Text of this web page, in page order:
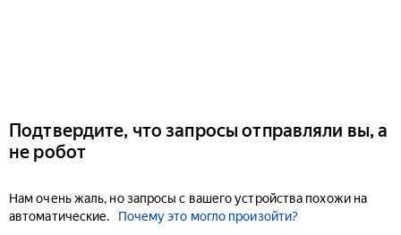
Подтвердите, что запросы отправляли вы, а
не робот
Нам очень жаль, но запросы с вашего устройства похожи на
автоматические.
Почему это могло произойти?